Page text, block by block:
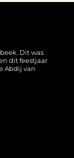
Dit was
dit feestjaar
Abdij van